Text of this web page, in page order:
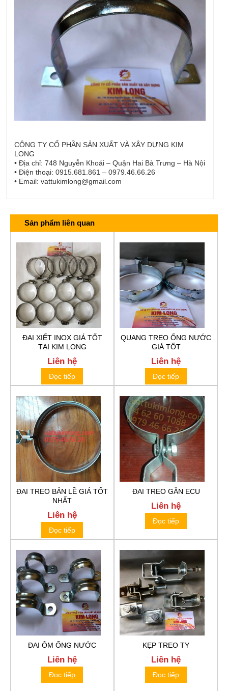
CÔNG TY CỔ PHẦN SẢN XUẤT VÀ XÂY DỰNG KIM
LONG
• Địa chỉ: 748 Nguyễn Khoái – Quận Hai Bà Trưng – Hà Nội
• Điện thoại: 0915.681.861 – 0979.46.66.26
• Email: vattukimlong@gmail.com
Sản phẩm liên quan
ĐAI XIẾT INOX GIÁ TỐT
TẠI KIM LONG
Liên hệ
Đọc tiếp
QUANG TREO ỐNG NƯỚC
GIÁ TỐT
Liên hệ
Đọc tiếp
ĐAI TREO BẢN LỀ GIÁ TỐT
NHẤT
Liên hệ
Đọc tiếp
ĐAI TREO GẮN ECU
Liên hệ
Đọc tiếp
ĐAI ÔM ỐNG NƯỚC
Liên hệ
Đọc tiếp
KẸP TREO TY
Liên hệ
Đọc tiếp